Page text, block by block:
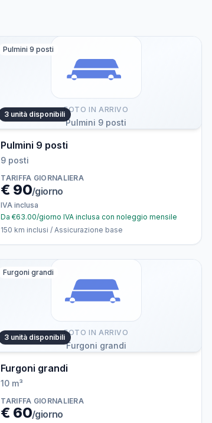
FOTO IN ARRIVO
Pulmini 9 posti
Pulmini 9 posti
3 unità disponibili
Pulmini 9 posti
9 posti
TARIFFA GIORNALIERA
€ 90/giorno
IVA inclusa
Da €63.00/giorno IVA inclusa con noleggio mensile
150 km inclusi / Assicurazione base
FOTO IN ARRIVO
Furgoni grandi
Furgoni grandi
3 unità disponibili
Furgoni grandi
10 m³
TARIFFA GIORNALIERA
€ 60/giorno